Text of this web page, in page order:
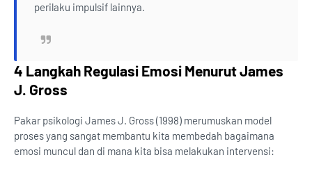
perilaku impulsif lainnya.
4 Langkah Regulasi Emosi Menurut James
J. Gross
Pakar psikologi James J. Gross (1998) merumuskan model
proses yang sangat membantu kita membedah bagaimana
emosi muncul dan di mana kita bisa melakukan intervensi: